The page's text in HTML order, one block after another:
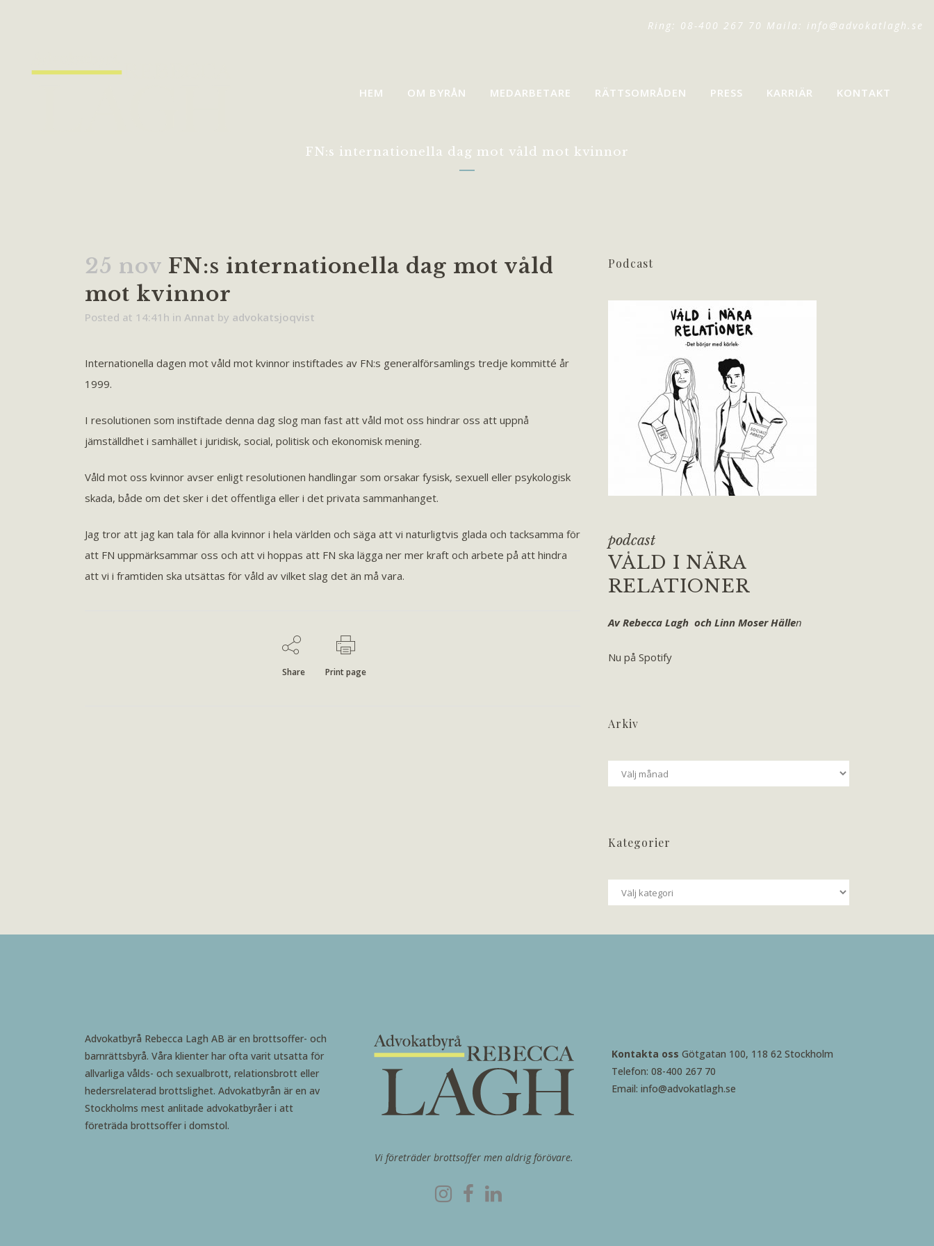
Ring: 08-400 267 70 Maila: info@advokatlagh.se
HEM OM BYRÅN MEDARBETARE RÄTTSOMRÅDEN PRESS KARRIÄR KONTAKT
FN:s internationella dag mot våld mot kvinnor
25 nov FN:s internationella dag mot våld
mot kvinnor
Posted at 14:41h in Annat by advokatsjoqvist
Internationella dagen mot våld mot kvinnor instiftades av FN:s generalförsamlings tredje kommitté år
1999.
I resolutionen som instiftade denna dag slog man fast att våld mot oss hindrar oss att uppnå
jämställdhet i samhället i juridisk, social, politisk och ekonomisk mening.
Våld mot oss kvinnor avser enligt resolutionen handlingar som orsakar fysisk, sexuell eller psykologisk
skada, både om det sker i det offentliga eller i det privata sammanhanget.
Jag tror att jag kan tala för alla kvinnor i hela världen och säga att vi naturligtvis glada och tacksamma för
att FN uppmärksammar oss och att vi hoppas att FN ska lägga ner mer kraft och arbete på att hindra
att vi i framtiden ska utsättas för våld av vilket slag det än må vara.
Share Print page
Podcast
podcast
VÅLD I NÄRA
RELATIONER
Av Rebecca Lagh och Linn Moser Hällen
Nu på Spotify
Arkiv
Arkiv
Kategorier
Kategorier
Advokatbyrå Rebecca Lagh AB är en brottsoffer- och
barnrättsbyrå. Våra klienter har ofta varit utsatta för
allvarliga vålds- och sexualbrott, relationsbrott eller
hedersrelaterad brottslighet. Advokatbyrån är en av
Stockholms mest anlitade advokatbyråer i att
företräda brottsoffer i domstol.
Vi företräder brottsoffer men aldrig förövare.
Kontakta oss Götgatan 100, 118 62 Stockholm
Telefon: 08-400 267 70
Email: info@advokatlagh.se